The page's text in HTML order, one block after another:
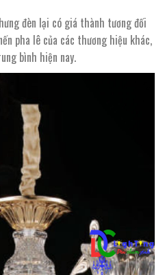
đèn lại có giá thành tương đối
pha lê của các thương hiệu khác,
bình hiện nay.